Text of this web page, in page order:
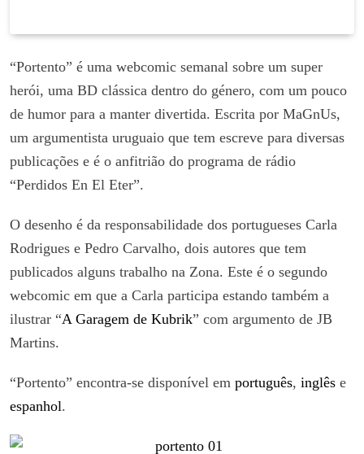
“Portento” é uma webcomic semanal sobre um super
herói, uma BD clássica dentro do género, com um pouco
de humor para a manter divertida. Escrita por MaGnUs,
um argumentista uruguaio que tem escreve para diversas
publicações e é o anfitrião do programa de rádio
“Perdidos En El Eter”.
O desenho é da responsabilidade dos portugueses Carla
Rodrigues e Pedro Carvalho, dois autores que tem
publicados alguns trabalho na Zona. Este é o segundo
webcomic em que a Carla participa estando também a
ilustrar “A Garagem de Kubrik” com argumento de JB
Martins.
“Portento” encontra-se disponível em português, inglês e
espanhol.